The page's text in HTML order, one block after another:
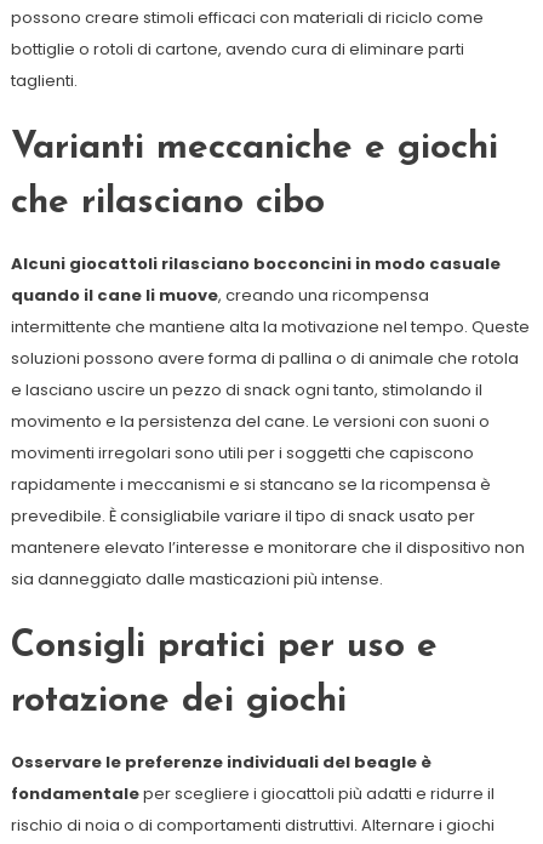
possono creare stimoli efficaci con materiali di riciclo come
bottiglie o rotoli di cartone, avendo cura di eliminare parti
taglienti.
Varianti meccaniche e giochi
che rilasciano cibo
Alcuni giocattoli rilasciano bocconcini in modo casuale
quando il cane li muove, creando una ricompensa
intermittente che mantiene alta la motivazione nel tempo. Queste
soluzioni possono avere forma di pallina o di animale che rotola
e lasciano uscire un pezzo di snack ogni tanto, stimolando il
movimento e la persistenza del cane. Le versioni con suoni o
movimenti irregolari sono utili per i soggetti che capiscono
rapidamente i meccanismi e si stancano se la ricompensa è
prevedibile. È consigliabile variare il tipo di snack usato per
mantenere elevato l’interesse e monitorare che il dispositivo non
sia danneggiato dalle masticazioni più intense.
Consigli pratici per uso e
rotazione dei giochi
Osservare le preferenze individuali del beagle è
fondamentaleper scegliere i giocattoli più adatti e ridurre il
rischio di noia o di comportamenti distruttivi. Alternare i giochi